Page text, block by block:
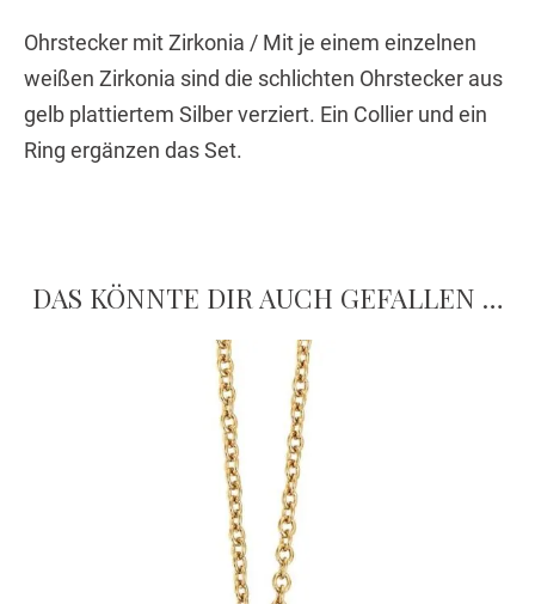
Ohrstecker mit Zirkonia / Mit je einem einzelnen
weißen Zirkonia sind die schlichten Ohrstecker aus
gelb plattiertem Silber verziert. Ein Collier und ein
Ring ergänzen das Set.
DAS KÖNNTE DIR AUCH GEFALLEN …